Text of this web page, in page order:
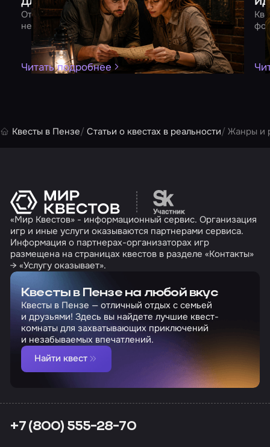
От квеста до романтического ужина – 10 идей для
незабываемого вечера вдвоем
Читать подробнее
Квесты в Пензе Статьи о квестах в реальности Жанры и
Перейти на сайт
«Мир Квестов» - информационный сервис. Организация
игр и иные услуги оказываются партнерами сервиса.
Информация о партнерах-организаторах игр
размещена на страницах квестов в разделе «Контакты»
→ «Услугу оказывает».
Квесты в Пензе на любой вкус
Квесты в Пензе — отличный отдых с семьей
и друзьями! Здесь вы найдете лучшие квест-
комнаты для захватывающих приключений
и незабываемых впечатлений.
Найти квест
+7 (800) 555-28-70